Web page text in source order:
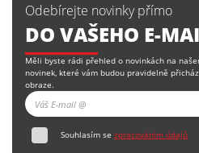
Odebírejte novinky přímo
DO VAŠEHO E-
Měli byste rádi přehled o novinkách na
novinek, které vám budou pravidelně
obraze.
Souhlasím se zpracováním údajů